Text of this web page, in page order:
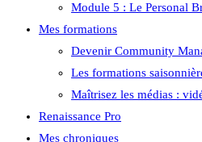
Module 5 : Le Personal
Mes formations
Devenir Community
Les formations
Maîtrisez les médias :
Renaissance Pro
Mes chroniques